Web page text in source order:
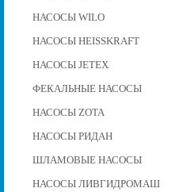
НАСОСЫ WILO
НАСОСЫ HEISSKRAFT
НАСОСЫ JETEX
ФЕКАЛЬНЫЕ НАСОСЫ
НАСОСЫ ZOTA
НАСОСЫ РИДАН
ШЛАМОВЫЕ НАСОСЫ
НАСОСЫ ЛИВГИДРОМАШ